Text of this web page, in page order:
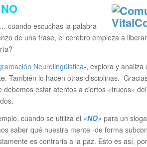
cuando escuchas la palabra
de una frase, el cerebro empieza a
Neurolingüistica-, explora y analiza
También lo hacen otras disciplinas.
debemos estar atentos a ciertos «trucos»
cuando se utiliza el «NO» para un
saber qué nuestra mente -de forma
es contraria a la paz. Esto es así,